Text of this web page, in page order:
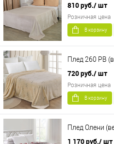
810 руб./ шт
Розничная цена
В корзину
Плед 260 PB
720 руб./ шт
Розничная цена
В корзину
Плед Олени
1 170 руб./ шт